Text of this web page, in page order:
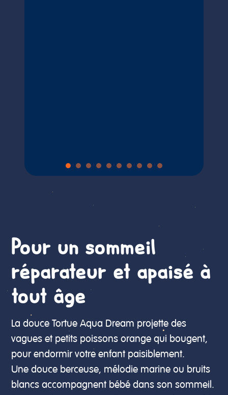
Pour un sommeil
réparateur et apaisé à
tout âge
La douce Tortue Aqua Dream projette des
vagues et petits poissons orange qui bougent,
pour endormir votre enfant paisiblement.
Une douce berceuse, mélodie marine ou bruits
blancs accompagnent bébé dans son sommeil.